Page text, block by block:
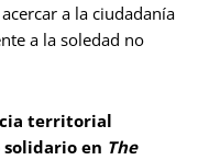
a la ciudadanía
a la soledad no
territorial
en The